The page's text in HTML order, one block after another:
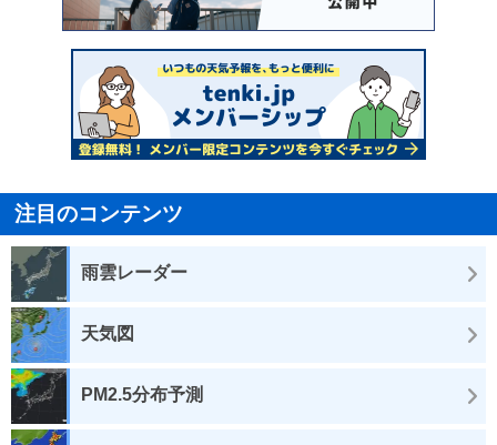
注目のコンテンツ
雨雲レーダー
天気図
PM2.5分布予測